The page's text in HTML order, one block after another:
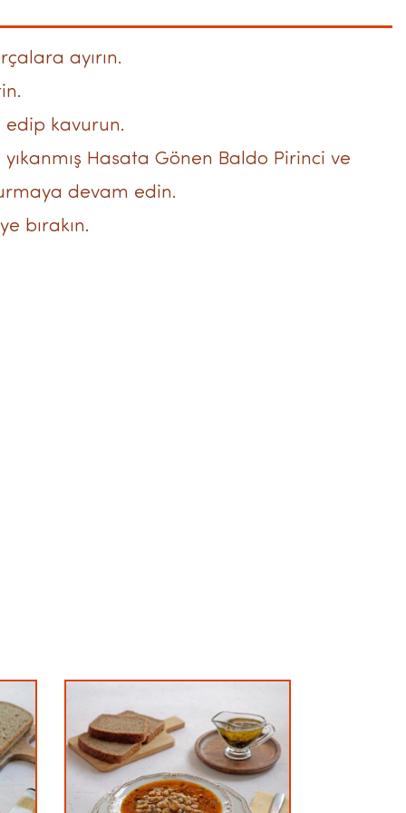
ayırın.
edip kavurun.
Hasata Gönen Baldo Pirinci ve
devam edin.
bırakın.